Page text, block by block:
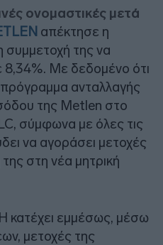
ονομαστικές μετά
απέκτησε η
της να
8,34%. Με δεδομένο ότι
πρόγραμμα ανταλλαγής
της Metlen στο
σύμφωνα με όλες τις
να αγοράσει μετοχές
στη νέα μητρική
κατέχει εμμέσως, μέσω
μετοχές της